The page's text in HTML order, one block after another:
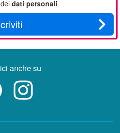
dati personali
anche su